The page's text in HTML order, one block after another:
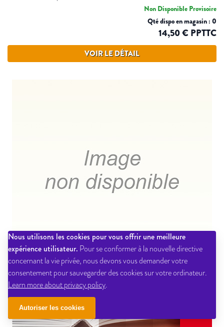
Nous utilisons les cookies pour vous offrir une meilleure
expérience utilisateur. Pour se conformer à la nouvelle directive
concernant la vie privée, nous devons vous demander votre
consentement pour sauvegarder des cookies sur votre ordinateur.
Learn more about privacy policy.
Autoriser les cookies
Non Disponible Provisoire
Qté dispo en magasin : 0
14,50 € PPTTC
VOIR LE DÉTAIL